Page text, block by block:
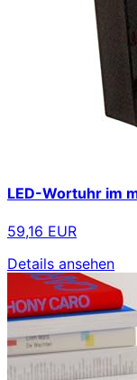
LED-Wortuhr im
59,16 EUR
Details ansehen